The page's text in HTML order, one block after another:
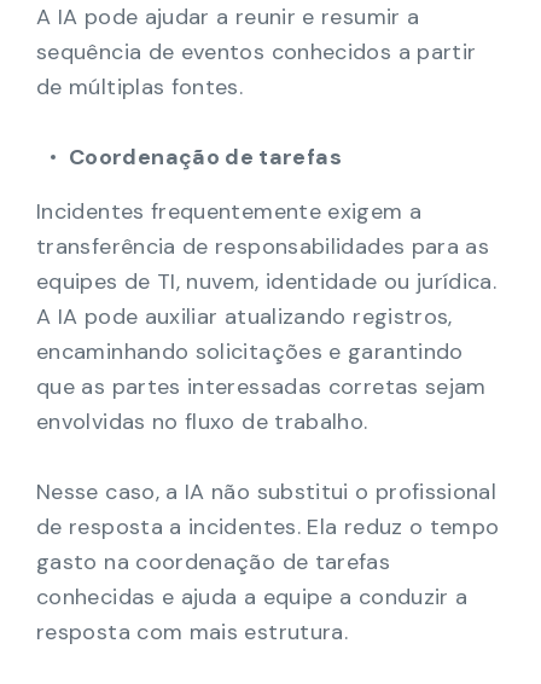
A IA pode ajudar a reunir e resumir a
sequência de eventos conhecidos a partir
de múltiplas fontes.
Coordenação de tarefas
Incidentes frequentemente exigem a
transferência de responsabilidades para as
equipes de TI, nuvem, identidade ou jurídica.
A IA pode auxiliar atualizando registros,
encaminhando solicitações e garantindo
que as partes interessadas corretas sejam
envolvidas no fluxo de trabalho.
Nesse caso, a IA não substitui o profissional
de resposta a incidentes. Ela reduz o tempo
gasto na coordenação de tarefas
conhecidas e ajuda a equipe a conduzir a
resposta com mais estrutura.